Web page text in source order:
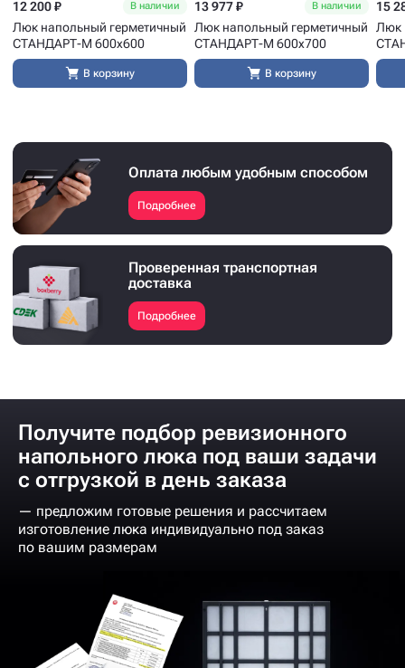
12 200 ₽ В наличии
Люк напольный герметичный
СТАНДАРТ-М 600x600
В корзину
13 977 ₽ В наличии
Люк напольный герметичный
СТАНДАРТ-М 600x700
В корзину
15
Люк
Оплата любым удобным способом
Подробнее
Проверенная транспортная
доставка
Подробнее
Получите подбор ревизионного
напольного люка под ваши задачи
с отгрузкой в день заказа
— предложим готовые решения и рассчитаем
изготовление люка индивидуально под заказ
по вашим размерам